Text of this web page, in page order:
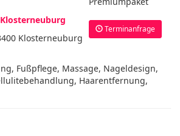
Terminanfrage
Klosterneuburg
Fußpflege, Massage, Nageldesign,
Haarentfernung,